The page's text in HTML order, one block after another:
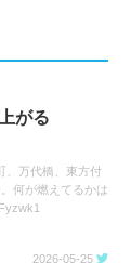
がる
、万代橋、東方付
何が燃えてるかは
2026-05-25